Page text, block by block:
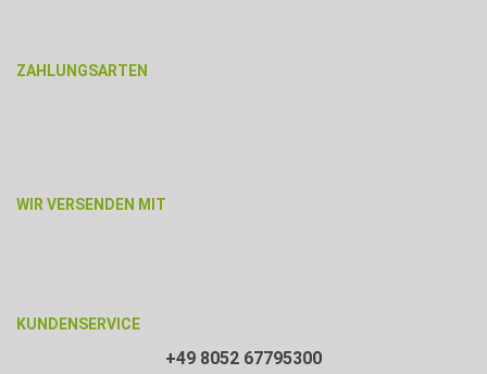
ZAHLUNGSARTEN
WIR VERSENDEN MIT
KUNDENSERVICE
+49 8052 67795300